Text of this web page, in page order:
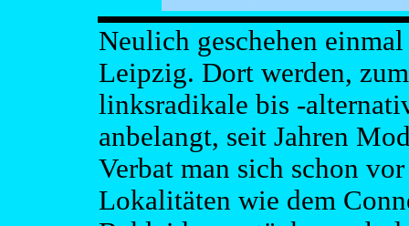
Neulich geschehen
Leipzig. Dort werden,
linksradikale bis -
anbelangt, seit Jahren
Verbat man sich schon
Lokalitäten wie dem